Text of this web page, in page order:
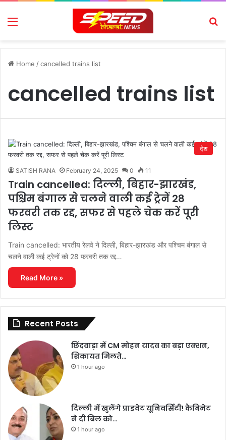
Menu
Home /cancelled trains list
cancelled trains list
देश
SATISH RANA February 24, 2025 0 11
Train cancelled: दिल्ली, बिहार-झारखंड,
पश्चिम बंगाल से चलने वाली कई ट्रेनें 28
फरवरी तक रद्द, सफर से पहले चेक करें पूरी
लिस्ट
Train cancelled: भारतीय रेलवे ने दिल्ली, बिहार-झारखंड और पश्चिम बंगाल से
चलने वाली कई ट्रेनों को 28 फरवरी तक रद्द…
Read More »
Recent Posts
छिंदवाड़ा में CM मोहन यादव का बड़ा एक्शन,
शिकायत मिलते…
1 hour ago
दिल्ली में खुलेंगे प्राइवेट यूनिवर्सिटी! कैबिनेट
ने दी बिल को…
1 hour ago